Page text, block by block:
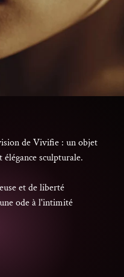
de Vivifie : un objet
sculpturale.
et de liberté
ode à l'intimité